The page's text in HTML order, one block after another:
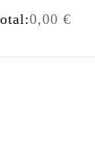
0,00 €